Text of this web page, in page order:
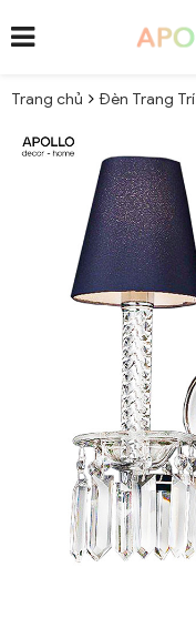
Trang chủ Đèn Trang Trí